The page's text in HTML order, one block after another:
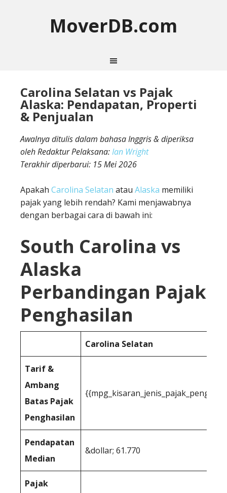
MoverDB.com
Carolina Selatan vs Pajak
Alaska: Pendapatan, Properti
& Penjualan
Awalnya ditulis dalam bahasa Inggris & diperiksa
oleh Redaktur Pelaksana:Ian Wright
Terakhir diperbarui: 15 Mei 2026
Apakah Carolina Selatan atau Alaska memiliki
pajak yang lebih rendah? Kami menjawabnya
dengan berbagai cara di bawah ini:
South Carolina vs
Alaska
Perbandingan Pajak
Penghasilan
Carolina Selatan
Tarif &
Ambang
Batas Pajak
Penghasilan
Pendapatan
Median
&dollar; 61.770
Pajak